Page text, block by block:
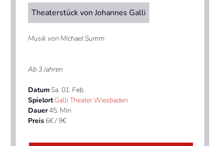
Theaterstück von Johannes Galli
Musik von Michael Summ
Ab 3 Jahren
DatumSa. 01. Feb.
SpielortGalli Theater Wiesbaden
Dauer45. Min
Preis 6€ / 9€